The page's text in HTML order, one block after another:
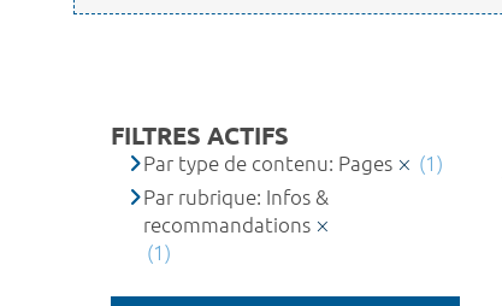
FILTRES ACTIFS
Par type de contenu: Pages
(1)
Par rubrique: Infos &
recommandations
(1)